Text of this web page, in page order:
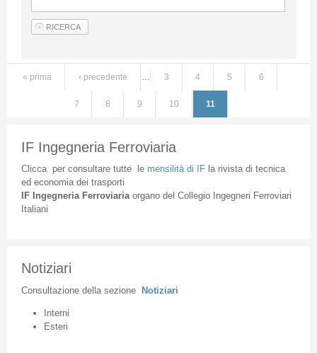
Pagine
« prima ‹ precedente … 3 4 5 6
7 8 9 10 11
IF Ingegneria Ferroviaria
Cliccaper consultare tuttele mensilità di IFla rivista di tecnica
ed economia dei trasporti
IF Ingegneria Ferroviaria organodel Collegio Ingegneri Ferroviari
Italiani
Notiziari
Consultazione della sezione Notiziari
Interni
Esteri